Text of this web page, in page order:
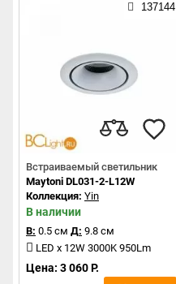
137144
Встраиваемый светильник
Maytoni DL031-2-L12W
Коллекция: Yin
В наличии
В: 0.5 см Д: 9.8 см
LED x 12W 3000K 950Lm
Цена: 3 060 Р.